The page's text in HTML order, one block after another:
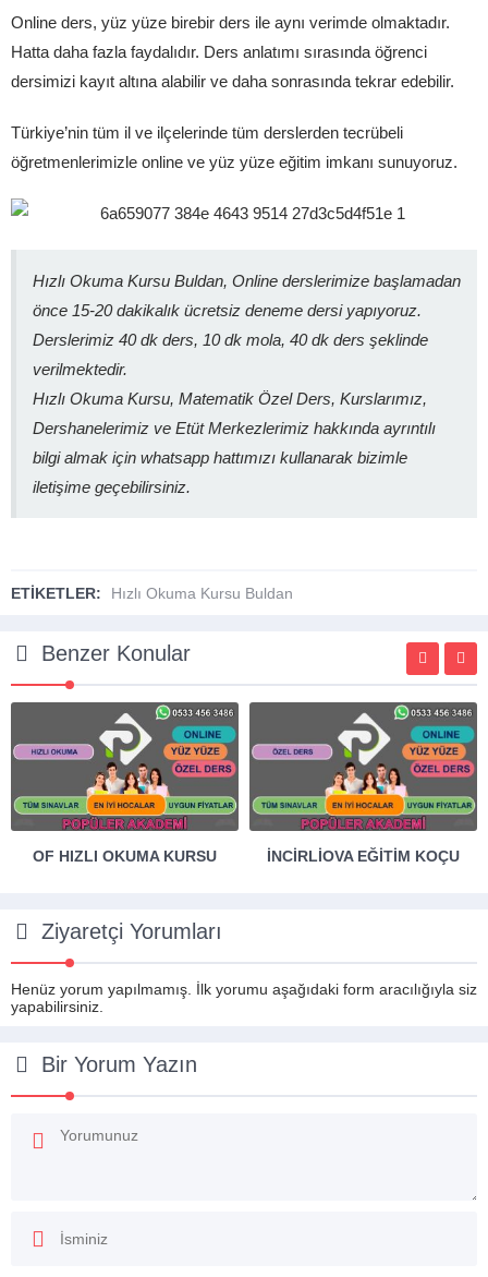
Online ders, yüz yüze birebir ders ile aynı verimde olmaktadır.
Hatta daha fazla faydalıdır. Ders anlatımı sırasında öğrenci
dersimizi kayıt altına alabilir ve daha sonrasında tekrar edebilir.
Türkiye’nin tüm il ve ilçelerinde tüm derslerden tecrübeli
öğretmenlerimizle online ve yüz yüze eğitim imkanı sunuyoruz.
Hızlı Okuma Kursu Buldan, Online derslerimize başlamadan
önce 15-20 dakikalık ücretsiz deneme dersi yapıyoruz.
Derslerimiz 40 dk ders, 10 dk mola, 40 dk ders şeklinde
verilmektedir.
Hızlı Okuma Kursu, Matematik Özel Ders, Kurslarımız,
Dershanelerimiz ve Etüt Merkezlerimiz hakkında ayrıntılı
bilgi almak için whatsapp hattımızı kullanarak bizimle
iletişime geçebilirsiniz.
ETİKETLER: Hızlı Okuma Kursu Buldan
Benzer Konular
İNCIRLIOVA EĞITIM KOÇU
ÇAVDARHISAR İNGILIZCE
Ziyaretçi Yorumları
Henüz yorum yapılmamış. İlk yorumu aşağıdaki form aracılığıyla siz
yapabilirsiniz.
Bir Yorum Yazın